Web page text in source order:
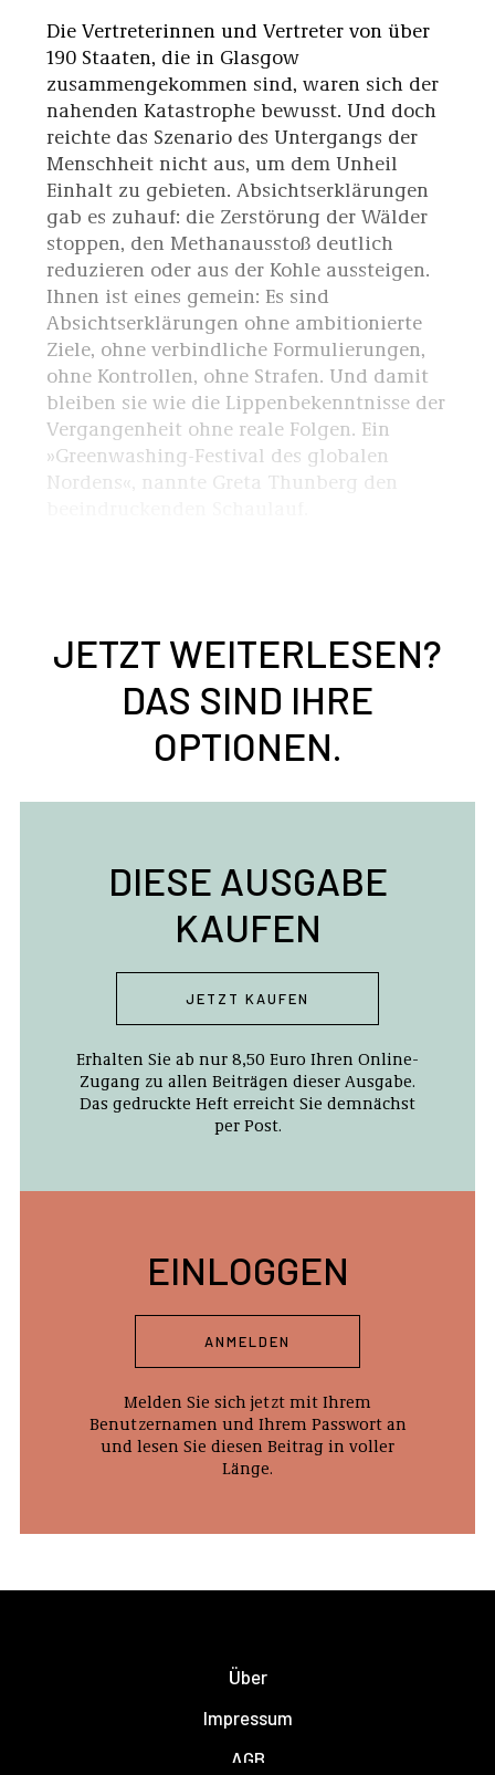
Die Vertreterinnen und Vertreter von über
190 Staaten, die in Glasgow
zusammengekommen sind, waren sich der
nahenden Katastrophe bewusst. Und doch
reichte das Szenario des Untergangs der
Menschheit nicht aus, um dem Unheil
Einhalt zu gebieten. Absichtserklärungen
gab es zuhauf: die Zerstörung der Wälder
stoppen, den Methanausstoß deutlich
reduzieren oder aus der Kohle aussteigen.
Ihnen ist eines gemein: Es sind
Absichtserklärungen ohne ambitionierte
Ziele, ohne verbindliche Formulierungen,
ohne Kontrollen, ohne Strafen. Und damit
bleiben sie wie die Lippenbekenntnisse der
Vergangenheit ohne reale Folgen. Ein
»Greenwashing-Festival des globalen
Nordens«, nannte Greta Thunberg den
JETZT WEITERLESEN?
DAS SIND IHRE
OPTIONEN.
DIESE AUSGABE
KAUFEN
JETZT KAUFEN
Erhalten Sie ab nur 8,50 Euro Ihren Online-
Zugang zu allen Beiträgen dieser Ausgabe.
Das gedruckte Heft erreicht Sie demnächst
per Post.
EINLOGGEN
ANMELDEN
Melden Sie sich jetzt mit Ihrem
Benutzernamen und Ihrem Passwort an
und lesen Sie diesen Beitrag in voller
Länge.
Über
Impressum
AGB